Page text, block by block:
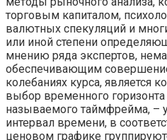
торговым капиталом,
валютных спекуляций и
или иной степени
мнению ряда экспертов,
обеспечивающим
колебаниях курса, является
выбор временного горизонта
называемого таймфрейма, –
интервал времени, в
ценовом графике